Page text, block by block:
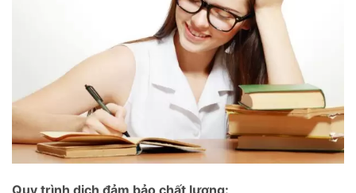
Quy trình dịch đảm bảo chất lượng: